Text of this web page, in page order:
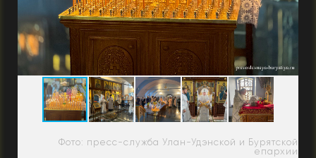
Фото: пресс-служба Улан-Удэнской и Бурятской
епархии